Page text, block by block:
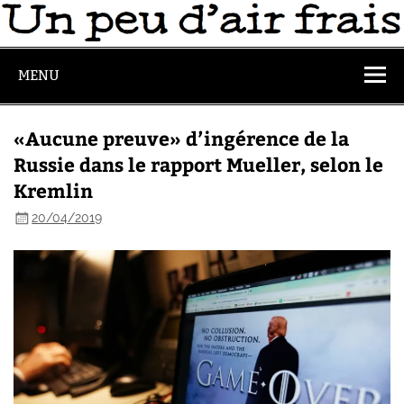
MENU
«Aucune preuve» d’ingérence de la
Russie dans le rapport Mueller, selon le
Kremlin
20/04/2019